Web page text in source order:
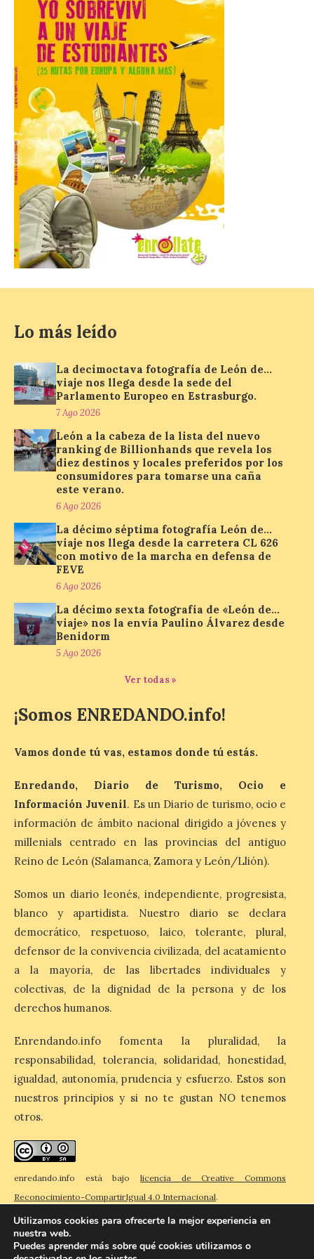
Las personas que hayan
cumplido o cumplan 18
años en 2026 pueden
solicitar esta ayuda en la
web
https://bonoculturajoven.gob.es/ hasta el
31 de octubre. Desde este año, los 400
euros del Bono pueden utilizarse tanto
para consumir productos culturales como
[…]
El Gobierno de España
lanza un visor web para
localizar y disfrutar del
eclipse solar del 12 de
agosto con seguridad
7 Ago 2026
Se trata de un visor web
así localizar el lugar ideal
para observar el eclipse
solar del 12 de agosto de 2026 sin
obstáculos. El visor es una herramienta a
Paradores renueva su
compromiso con La Vuelta
como patrocinador oficial
7 Ago 2026
en la zona de descanso
junto al control de firmas
y, como novedad, en el
Leaders Lounge, dos espacios exclusivos
para los ciclistas. El recorrido de La
Vuelta discurrirá junto a 17 […]
Última llamada: Eclipse
total del 12 de agosto.
precio
León es la provincia más
económica (116€/noche),
pero también una de las
más agotadas: solo un 4%
de alojamientos libres.
provincias con menos margen: apenas un
1% de los alojamientos siguen libres para
esas […]
El eclipse genera un boom
de reservas hoteleras y
precios desorbitados,
según SiteMinder
7 Ago 2026
Asturias lidera el impacto
del fenómeno, con el
mayor aumento en
planificación: reservas más anticipadas y
estancias más breves en torno al evento.
Madrid, 7 agosto de […]
Lo más leído
La decimoctava fotografía de León de…
viaje nos llega desde la sede del
Parlamento Europeo en Estrasburgo.
7 Ago 2026
León a la cabeza de la lista del nuevo
ranking de Billionhands que revela los
diez destinos y locales preferidos por los
consumidores para tomarse una caña
este verano.
6 Ago 2026
La décimo séptima fotografía León de…
viaje nos llega desde la carretera CL 626
con motivo de la marcha en defensa de
FEVE
6 Ago 2026
La décimo sexta fotografía de «León de…
viaje» nos la envía Paulino Álvarez desde
Benidorm
5 Ago 2026
Ver todas »
¡Somos ENREDANDO.info!
Vamos donde tú vas, estamos donde tú estás.
Enredando, Diario de Turismo, Ocio e
Información Juvenil. Es un Diario de turismo, ocio e
información de ámbito nacional dirigido a jóvenes y
millenials centrado en las provincias del antiguo
Reino de León (Salamanca, Zamora y León/Llión).
Somos un diario leonés, independiente, progresista,
blanco y apartidista. Nuestro diario se declara
democrático, respetuoso, laico, tolerante, plural,
defensor de la convivencia civilizada, del acatamiento
a la mayoría, de las libertades individuales y
colectivas, de la dignidad de la persona y de los
derechos humanos.
Enrendando.info fomenta la pluralidad, la
responsabilidad, tolerancia, solidaridad, honestidad,
igualdad, autonomía, prudencia y esfuerzo. Estos son
nuestros principios y si no te gustan NO tenemos
otros.
enredando.info está bajo licencia de Creative Commons
Reconocimiento-CompartirIgual 4.0 Internacional.
Utilizamos cookies para ofrecerte la mejor experiencia en
nuestra web.
Puedes aprender más sobre qué cookies utilizamos o